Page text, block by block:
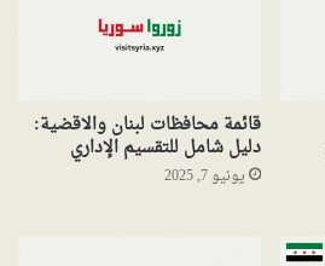
قائمة محافظات لبنان والاقضية:
دليل شامل للتقسيم الإداري
يونيو 7, 2025